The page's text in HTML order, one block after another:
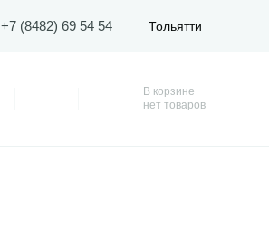
+7 (8482) 69 54 54 Тольятти
Корзина
В корзине
нет товаров